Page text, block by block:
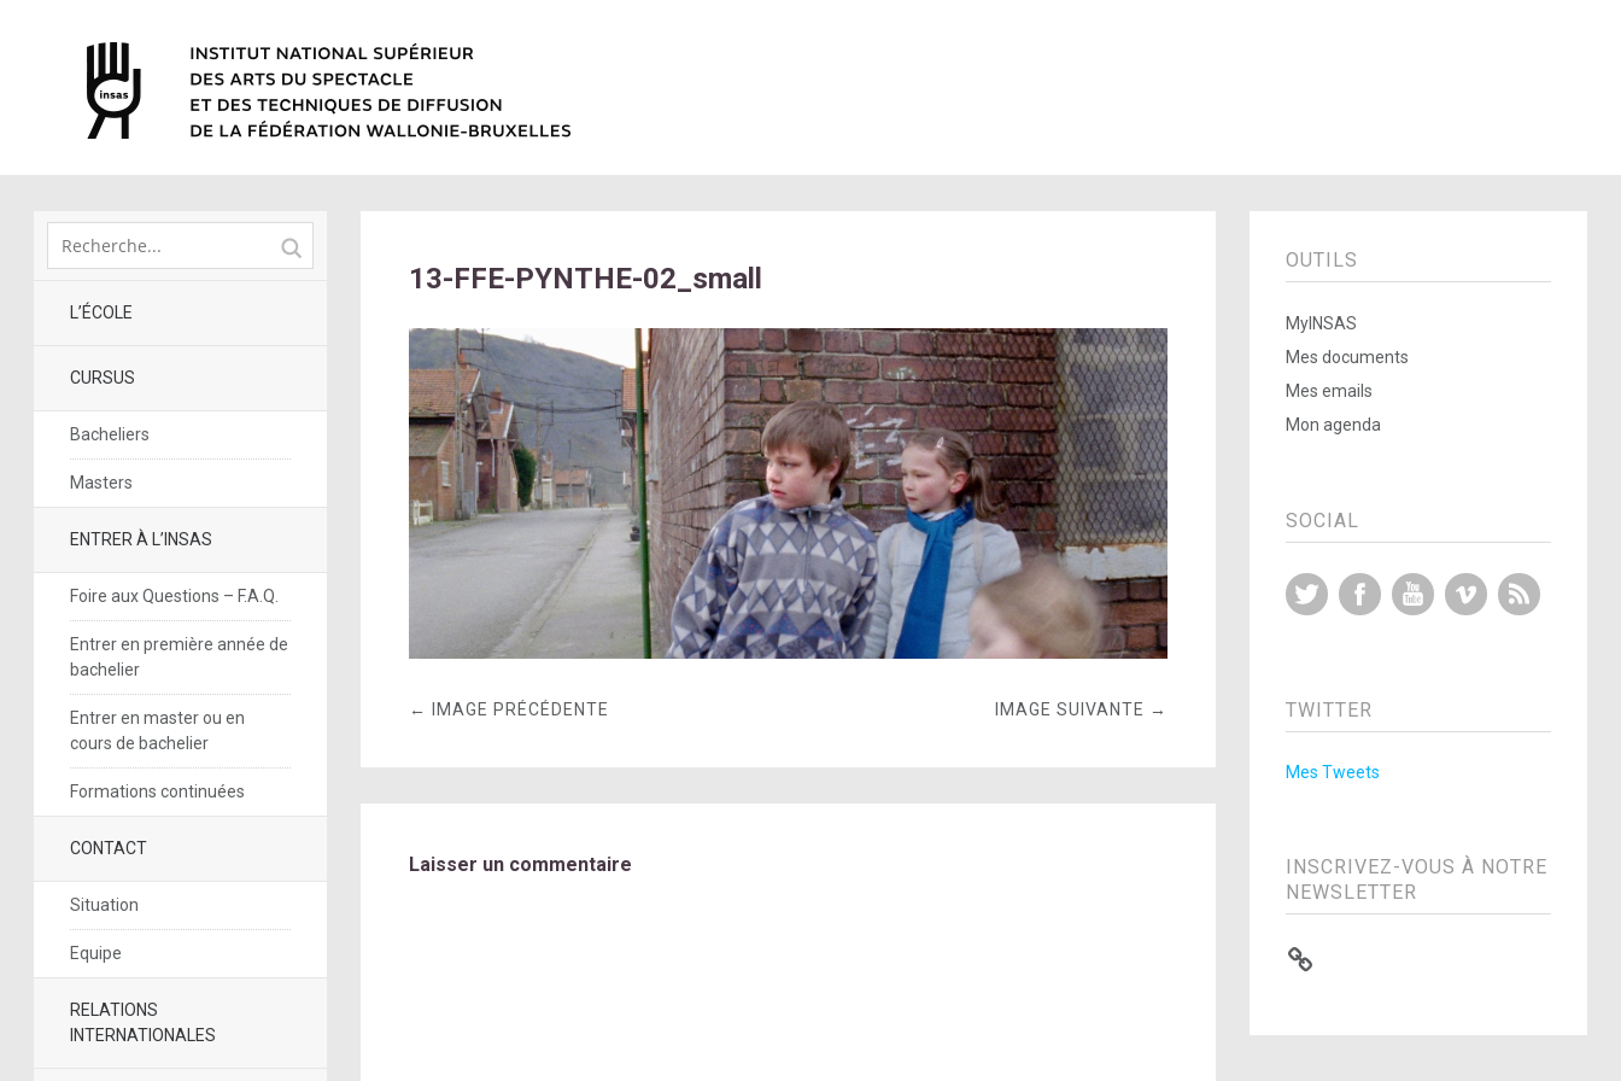
L’ÉCOLE
CURSUS
Bacheliers
Masters
ENTRER À L’INSAS
Foire aux Questions – F.A.Q.
Entrer en première année de
bachelier
Entrer en master ou en
cours de bachelier
Formations continuées
CONTACT
Situation
Equipe
RELATIONS
INTERNATIONALES
13-FFE-PYNTHE-02_small
← IMAGE PRÉCÉDENTE IMAGE SUIVANTE →
Laisser un commentaire
OUTILS
MyINSAS
Mes documents
Mes emails
Mon agenda
SOCIAL
Twitter FacebookYouTubeVimeo
TWITTER
Mes Tweets
INSCRIVEZ-VOUS À NOTRE
NEWSLETTER